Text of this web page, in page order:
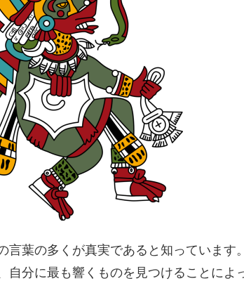
言葉の多くが真実であると知っていま
自分に最も響くものを見つけることによ